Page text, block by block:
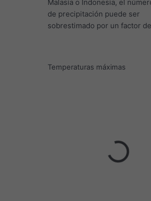
Malasia o Indonesia, el
de precipitación puede ser
sobrestimado por un factor
Temperaturas máximas